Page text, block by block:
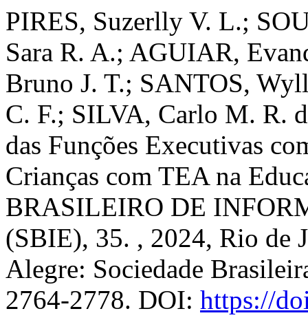
PIRES, Suzerlly V. L.;
Sara R. A.; AGUIAR,
Bruno J. T.; SANTOS,
C. F.; SILVA, Carlo M. R.
das Funções Executivas
Crianças com TEA na
BRASILEIRO DE
(SBIE), 35. , 2024, Rio de
Alegre: Sociedade
2764-2778. DOI: https://